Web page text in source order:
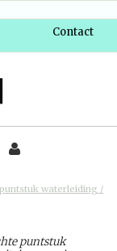
Contact
waterleiding /
puntstuk